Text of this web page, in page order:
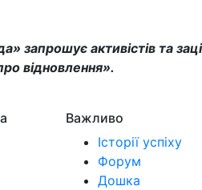
запрошує активістів та
відновлення».
Важливо
Історії успіху
Форум
Дошка